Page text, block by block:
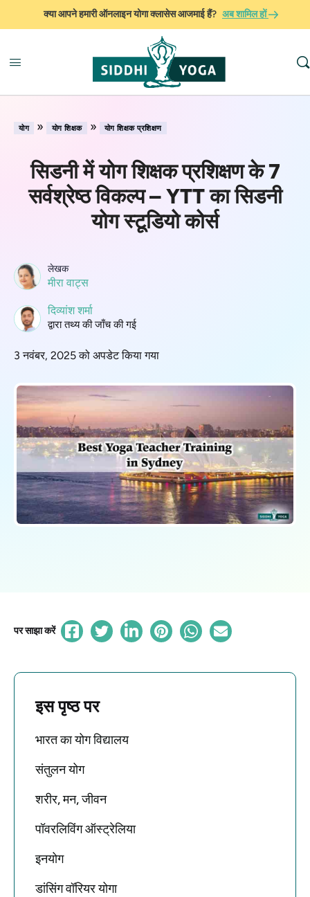
क्या आपने हमारी ऑनलाइन योगा क्लासेस आजमाई हैं? अब शामिल हों
योग » योग शिक्षक » योग शिक्षक प्रशिक्षण
सिडनी में योग शिक्षक प्रशिक्षण के 7
सर्वश्रेष्ठ विकल्प – YTT का सिडनी
योग स्टूडियो कोर्स
लेखक
मीरा वाट्स
दिव्यांश शर्मा
द्वारा तथ्य की जाँच की गई
3 नवंबर, 2025 को अपडेट किया गया
पर साझा करें
इस पृष्ठ पर
भारत का योग विद्यालय
संतुलन योग
शरीर, मन, जीवन
पॉवरलिविंग ऑस्ट्रेलिया
इनयोग
डांसिंग वॉरियर योगा